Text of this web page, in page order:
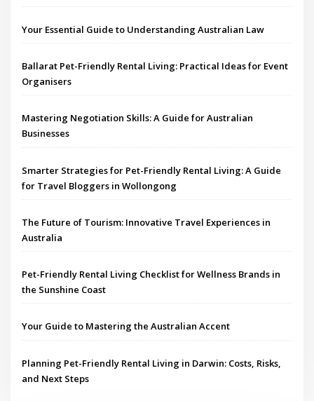
Your Essential Guide to Understanding Australian Law
Ballarat Pet-Friendly Rental Living: Practical Ideas for Event
Organisers
Mastering Negotiation Skills: A Guide for Australian
Businesses
Smarter Strategies for Pet-Friendly Rental Living: A Guide
for Travel Bloggers in Wollongong
The Future of Tourism: Innovative Travel Experiences in
Australia
Pet-Friendly Rental Living Checklist for Wellness Brands in
the Sunshine Coast
Your Guide to Mastering the Australian Accent
Planning Pet-Friendly Rental Living in Darwin: Costs, Risks,
and Next Steps